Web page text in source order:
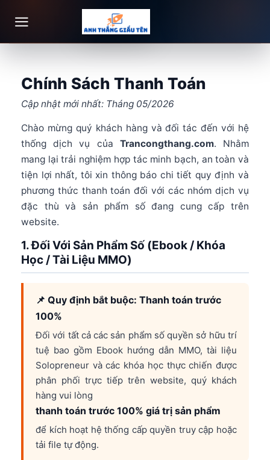
qua
Chính Sách Thanh Toán
Cập nhật mới nhất: Tháng 05/2026
Chào mừng quý khách hàng và đối tác đến với hệ
thống dịch vụ của Trancongthang.com. Nhằm
mang lại trải nghiệm hợp tác minh bạch, an toàn và
tiện lợi nhất, tôi xin thông báo chi tiết quy định và
phương thức thanh toán đối với các nhóm dịch vụ
đặc thù và sản phẩm số đang cung cấp trên
website.
1. Đối Với Sản Phẩm Số (Ebook / Khóa
Học / Tài Liệu MMO)
📌 Quy định bắt buộc: Thanh toán trước
100%
Đối với tất cả các sản phẩm số quyền sở hữu trí
tuệ bao gồm Ebook hướng dẫn MMO, tài liệu
Solopreneur và các khóa học thực chiến được
phân phối trực tiếp trên website, quý khách
hàng vui lòng
thanh toán trước 100% giá trị sản phẩm
để kích hoạt hệ thống cấp quyền truy cập hoặc
tải file tự động.